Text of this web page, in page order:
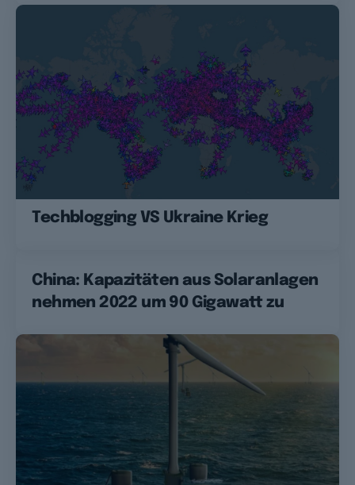
Techblogging VS Ukraine Krieg
China: Kapazitäten aus Solaranlagen
nehmen 2022 um 90 Gigawatt zu